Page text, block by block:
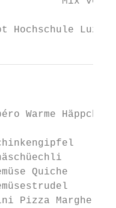
Hochschule
Warme
Quiche
Pizza